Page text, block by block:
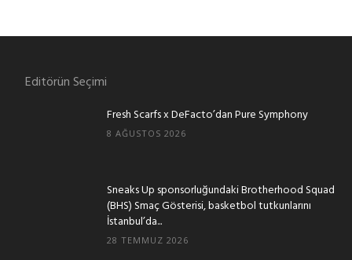
Editörün Seçimi
Fresh Scarfs x DeFacto’dan Pure Symphony
8 AĞUSTOS 2026
Sneaks Up sponsorluğundaki Brotherhood Squad
(BHS) Smaç Gösterisi, basketbol tutkunlarını
İstanbul’da...
28 TEMMUZ 2026